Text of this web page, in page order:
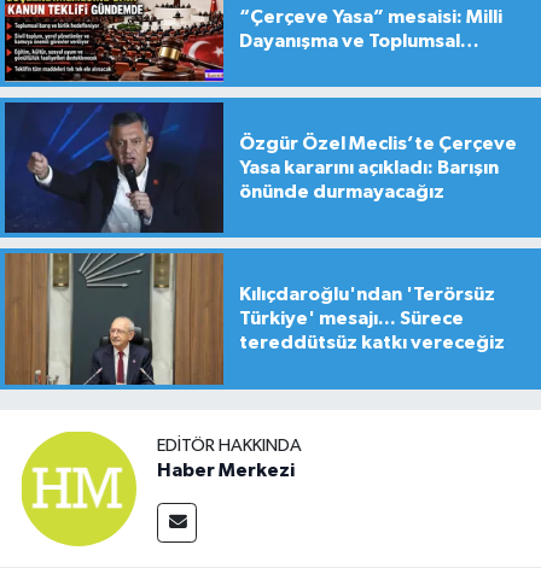
“Çerçeve Yasa” mesaisi: Milli
Dayanışma ve Toplumsal
Özgür Özel Meclis’te Çerçeve
Yasa kararını açıkladı: Barışın
önünde durmayacağız
Kılıçdaroğlu'ndan 'Terörsüz
Türkiye' mesajı... Sürece
tereddütsüz katkı vereceğiz
EDITÖR HAKKINDA
Haber Merkezi